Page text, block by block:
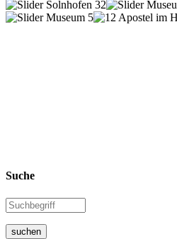
Suche
suchen